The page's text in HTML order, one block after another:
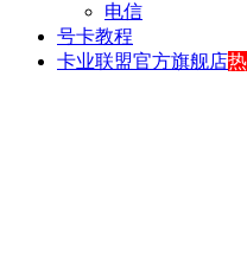
电信
号卡教程
卡业联盟官方旗舰店